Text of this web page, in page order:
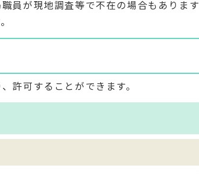
員が現地調査等で不在の場合もあります
許可することができます。